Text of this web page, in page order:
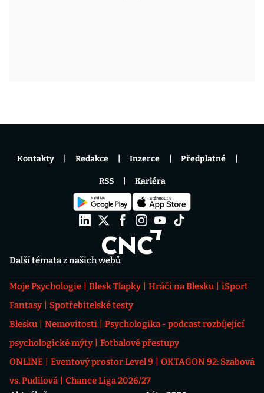
Další témata z našich webů
Moje Psychologie Blesk Tlapky Hráči na Blesku
iSport
Fantasy
Spotřebitelské testy
Blesku
Nemovitosti
Psychologika - podcast rozbíjející
psychologické mýty
Fotbalové přestupy
ONLINE
Eventový prostor Level 9
OKTAGON 92: Szabová
vs. Pudilová
Chance Liga 2026/27
Kontakty Redakce Inzerce Předplatné
RSS Kariéra